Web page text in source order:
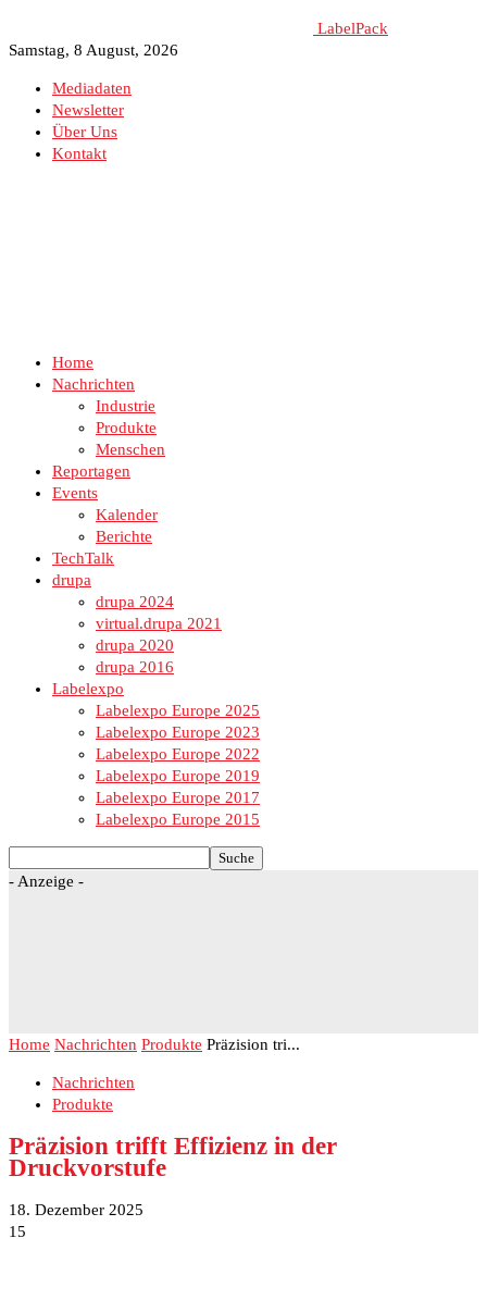
LabelPack
Samstag, 8 August, 2026
Mediadaten
Newsletter
Über Uns
Kontakt
Home
Nachrichten
Industrie
Produkte
Menschen
Reportagen
Events
Kalender
Berichte
TechTalk
drupa
drupa 2024
virtual.drupa 2021
drupa 2020
drupa 2016
Labelexpo
Labelexpo Europe 2025
Labelexpo Europe 2023
Labelexpo Europe 2022
Labelexpo Europe 2019
Labelexpo Europe 2017
Labelexpo Europe 2015
- Anzeige -
Home Nachrichten Produkte Präzision tri...
Nachrichten
Produkte
Präzision trifft Effizienz in der
Druckvorstufe
18. Dezember 2025
15